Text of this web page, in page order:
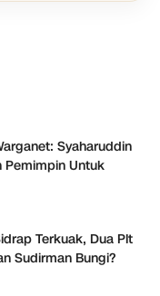
Syaharuddin
Pemimpin Untuk
Terkuak, Dua Plt
Sudirman Bungi?